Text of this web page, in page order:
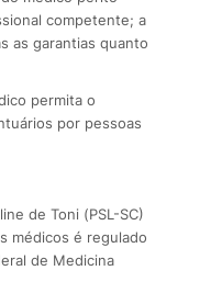
competente; a
as garantias quanto
permita o
por pessoas
de Toni (PSL-SC)
médicos é regulado
de Medicina